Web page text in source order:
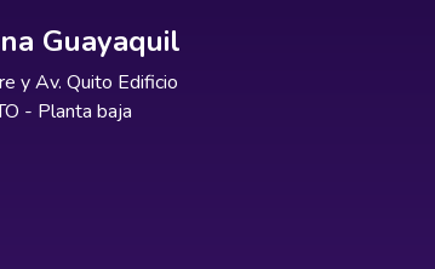
Guayaquil
y Av. Quito Edificio
- Planta baja